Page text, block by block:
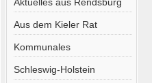
Aus dem Kieler Rat
Kommunales
Schleswig-Holstein